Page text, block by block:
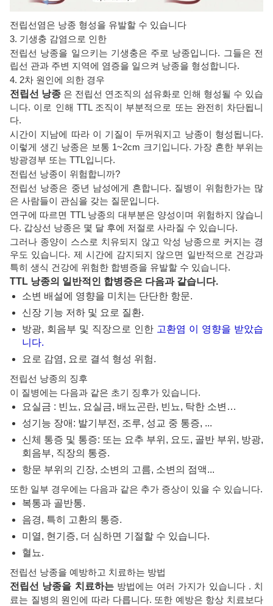
전립선염은 낭종 형성을 유발할 수 있습니다
3. 기생충 감염으로 인한
전립선 낭종을 일으키는 기생충은 주로 낭종입니다. 그들은 전
립선 관과 주변 지역에 염증을 일으켜 낭종을 형성합니다.
4. 2차 ​​원인에 의한 경우
전립선 낭종 은 전립선 연조직의 섬유화로 인해 형성될 수 있습
니다. 이로 인해 TTL 조직이 부분적으로 또는 완전히 차단됩니
다.
시간이 지남에 따라 이 기질이 두꺼워지고 낭종이 형성됩니다.
이렇게 생긴 낭종은 보통 1~2cm 크기입니다. 가장 흔한 부위는
방광경부 또는 TTL입니다.
전립선 낭종이 위험합니까?
전립선 낭종은 중년 남성에게 흔합니다. 질병이 위험한가는 많
은 사람들이 관심을 갖는 질문입니다.
연구에 따르면 TTL 낭종의 대부분은 양성이며 위험하지 않습니
다. 갑상선 낭종은 몇 달 후에 저절로 사라질 수 있습니다.
그러나 종양이 스스로 치유되지 않고 악성 낭종으로 커지는 경
우도 있습니다. 제 시간에 감지되지 않으면 일반적으로 건강과
특히 생식 건강에 위험한 합병증을 유발할 수 있습니다.
TTL 낭종의 일반적인 합병증은 다음과 같습니다.
소변 배설에 영향을 미치는 단단한 항문.
신장 기능 저하 및 요로 질환.
방광, 회음부 및 직장으로 인한 고환염 이 영향을 받았습
니다.
요로 감염, 요로 결석 형성 위험.
전립선 낭종의 징후
이 질병에는 다음과 같은 초기 징후가 있습니다.
요실금 : 빈뇨, 요실금, 배뇨곤란, 빈뇨, 탁한 소변…
성기능 장애: 발기부전, 조루, 성교 중 통증, ...
신체 통증 및 통증: 또는 요추 부위, 요도, 골반 부위, 방광,
회음부, 직장의 통증.
항문 부위의 긴장, 소변의 고름, 소변의 점액...
또한 일부 경우에는 다음과 같은 추가 증상이 있을 수 있습니다.
복통과 골반통.
음경, 특히 고환의 통증.
미열, 현기증, 더 심하면 기절할 수 있습니다.
혈뇨.
전립선 낭종을 예방하고 치료하는 방법
전립선 낭종을 치료하는방법에는 여러 가지가 있습니다 . 치
료는 질병의 원인에 따라 다릅니다. 또한 예방은 항상 치료보다